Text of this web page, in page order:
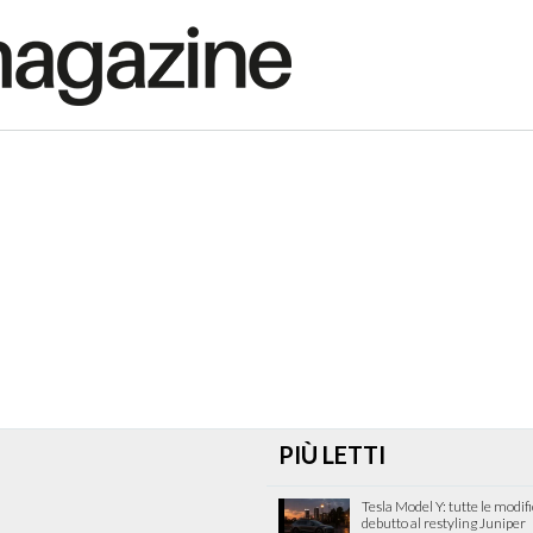
PIÙ LETTI
Tesla Model Y: tutte le
debutto al restyling Juniper